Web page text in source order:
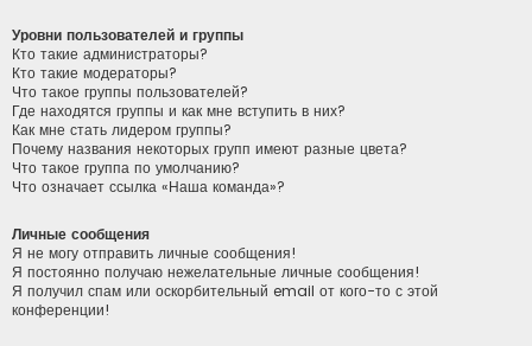
Уровни пользователей и группы
Кто такие администраторы?
Кто такие модераторы?
Что такое группы пользователей?
Где находятся группы и как мне вступить в них?
Как мне стать лидером группы?
Почему названия некоторых групп имеют разные цвета?
Что такое группа по умолчанию?
Что означает ссылка «Наша команда»?
Личные сообщения
Я не могу отправить личные сообщения!
Я постоянно получаю нежелательные личные сообщения!
Я получил спам или оскорбительный email от кого-то с этой
конференции!